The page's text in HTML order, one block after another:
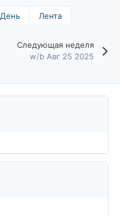
День Лента
Следующая неделя
w/b Авг 25 2025